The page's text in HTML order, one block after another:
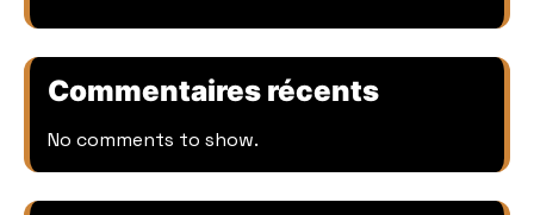
Commentaires récents
No comments to show.